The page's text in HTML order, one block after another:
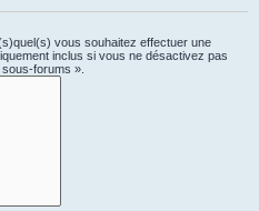
vous souhaitez effectuer une
inclus si vous ne désactivez pas
forums ».